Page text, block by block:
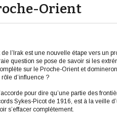
Orient
l’Irak est une nouvelle étape vers un
question se pose de savoir si les
sur le Proche-Orient et
d’influence ?
pour dire qu’une partie des
Sykes-Picot de 1916, est à la veille
s’effacer complètement.